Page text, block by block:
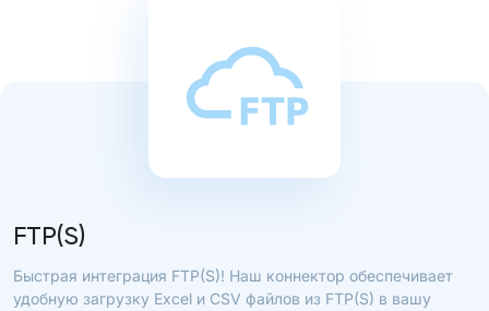
FTP(S)
Быстрая интеграция FTP(S)! Наш коннектор обеспечивает
удобную загрузку Excel и CSV файлов из FTP(S) в вашу